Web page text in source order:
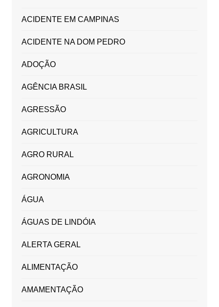
ACIDENTE EM CAMPINAS
ACIDENTE NA DOM PEDRO
ADOÇÃO
AGÊNCIA BRASIL
AGRESSÃO
AGRICULTURA
AGRO RURAL
AGRONOMIA
ÁGUA
ÁGUAS DE LINDÓIA
ALERTA GERAL
ALIMENTAÇÃO
AMAMENTAÇÃO